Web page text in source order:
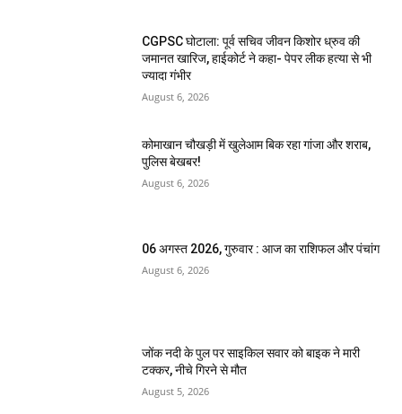
CGPSC घोटाला: पूर्व सचिव जीवन किशोर ध्रुव की
जमानत खारिज, हाईकोर्ट ने कहा- पेपर लीक हत्या से भी
ज्यादा गंभीर
August 6, 2026
कोमाखान चौखड़ी में खुलेआम बिक रहा गांजा और शराब,
पुलिस बेखबर!
August 6, 2026
06 अगस्त 2026, गुरुवार : आज का राशिफल और पंचांग
August 6, 2026
जोंक नदी के पुल पर साइकिल सवार को बाइक ने मारी
टक्कर, नीचे गिरने से मौत
August 5, 2026